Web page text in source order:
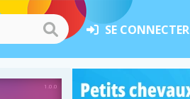
SE CONNECTER